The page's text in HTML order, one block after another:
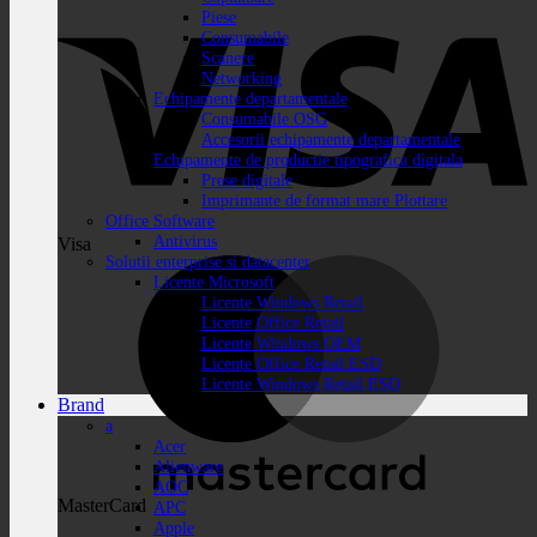
Visa
MasterCard
Piese
Consumabile
Scanere
Networking
Echipamente departamentale
Consumabile OSG
Accesorii echipamente departamentale
Echipamente de productie tipografica digitala
Prese digitale
Imprimante de format mare Plottare
Office Software
Antivirus
Solutii enterprise si datacenter
Licente Microsoft
Licente Windows Retail
Licente Office Retail
Licente Windows OEM
Licente Office Retail ESD
Licente Windows Retail ESD
Brand
a
Acer
Alienware
AOC
APC
Apple